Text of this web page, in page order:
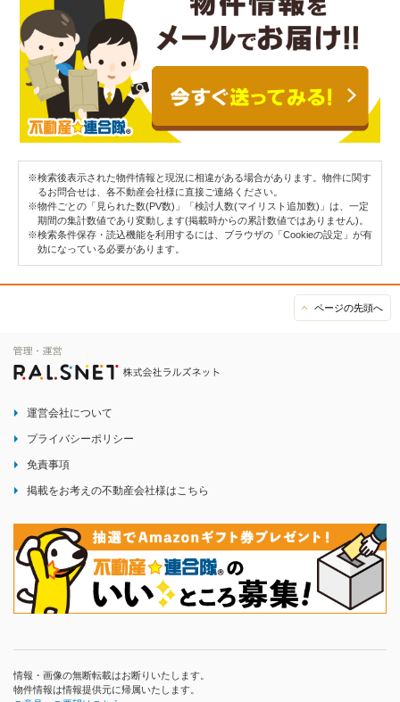
※検索後表示された物件情報と現況に相違がある場合があります。物件に関す
るお問合せは、各不動産会社様に直接ご連絡ください。
※物件ごとの「見られた数(PV数)」「検討人数(マイリスト追加数)」は、一定
期間の集計数値であり変動します(掲載時からの累計数値ではありません)。
※検索条件保存・読込機能を利用するには、ブラウザの「Cookieの設定」が有
効になっている必要があります。
ページの先頭へ
運営会社について
プライバシーポリシー
免責事項
掲載をお考えの不動産会社様はこちら
情報・画像の無断転載はお断りいたします。
物件情報は情報提供元に帰属いたします。